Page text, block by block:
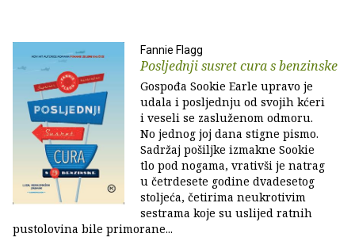
Fannie Flagg
Posljednji susret cura s benzinske
Gospođa Sookie Earle upravo je
udala i posljednju od svojih kćeri
i veseli se zasluženom odmoru.
No jednog joj dana stigne pismo.
Sadržaj pošiljke izmakne Sookie
tlo pod nogama, vrativši je natrag
u četrdesete godine dvadesetog
stoljeća, četirima neukrotivim
sestrama koje su uslijed ratnih
pustolovina bile primorane...